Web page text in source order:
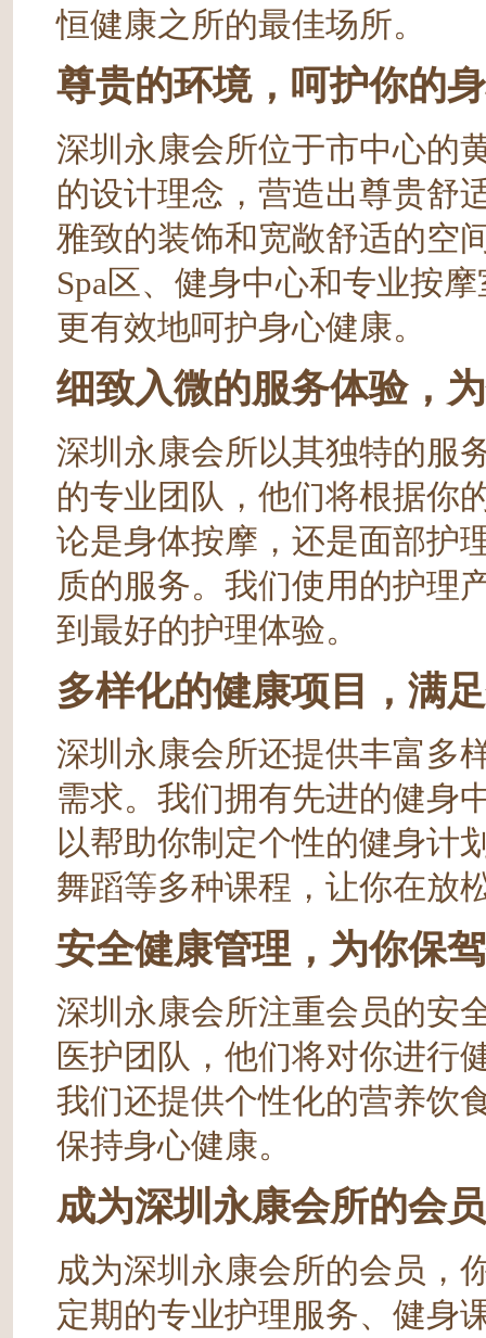
恒健康之所的最佳场所。
尊贵的环境，呵护你的
深圳永康会所位于市中心的
的设计理念，营造出尊贵舒
雅致的装饰和宽敞舒适的空
Spa区、健身中心和专业按
更有效地呵护身心健康。
细致入微的服务体验，
深圳永康会所以其独特的服
的专业团队，他们将根据你
论是身体按摩，还是面部护
质的服务。我们使用的护理
到最好的护理体验。
多样化的健康项目，满
深圳永康会所还提供丰富多
需求。我们拥有先进的健身
以帮助你制定个性的健身计
舞蹈等多种课程，让你在放
安全健康管理，为你保
深圳永康会所注重会员的安
医护团队，他们将对你进行
我们还提供个性化的营养饮
保持身心健康。
成为深圳永康会所的会
成为深圳永康会所的会员，
定期的专业护理服务、健身